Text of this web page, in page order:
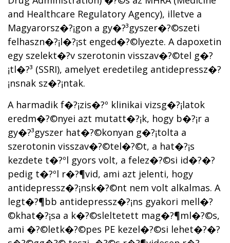
and Healthcare Regulatory Agency), illetve a
Magyarorsz�?¡gon a gy�?³gyszer�?©szeti
felhaszn�?¡l�?¡st enged�?©lyezte. A dapoxetin
egy szelekt�?­v szerotonin visszav�?©tel g�?
¡tl�?³ (SSRI), amelyet eredetileg antidepressz�?
¡nsnak sz�?¡ntak.
A harmadik f�?¡zis�?º klinikai vizsg�?¡latok
eredm�?©nyei azt mutatt�?¡k, hogy b�?¡r a
gy�?³gyszer hat�?©konyan g�?¡tolta a
szerotonin visszav�?©tel�?©t, a hat�?¡s
kezdete t�?ºl gyors volt, a felez�?©si id�?�?
pedig t�?ºl r�?¶vid, ami azt jelenti, hogy
antidepressz�?¡nsk�?©nt nem volt alkalmas. A
legt�?¶bb antidepressz�?¡ns gyakori mell�?
©khat�?¡sa a k�?©sleltetett mag�?¶ml�?©s,
ami �?©letk�?©pes PE kezel�?©si lehet�?�?